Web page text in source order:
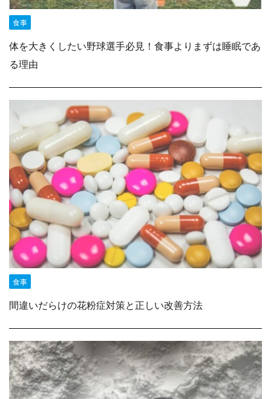
食事
体を大きくしたい野球選手必見！食事よりまずは睡眠であ
る理由
食事
間違いだらけの花粉症対策と正しい改善方法